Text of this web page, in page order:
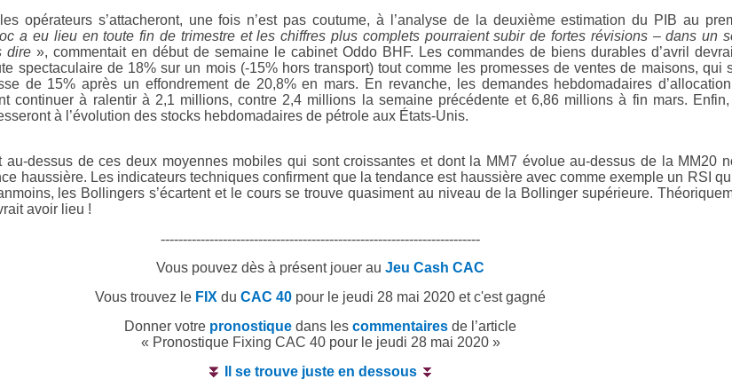
opérateurs s’attacheront, une fois n’est pas coutume, à l’analyse de la deuxième estimation du PIB au
a eu lieu en toute fin de trimestre et les chiffres plus complets pourraient subir de fortes révisions – dans un
dire », commentait en début de semaine le cabinet Oddo BHF. Les commandes de biens durables d’avril
spectaculaire de 18% sur un mois (-15% hors transport) tout comme les promesses de ventes de maisons, qui
de 15% après un effondrement de 20,8% en mars. En revanche, les demandes hebdomadaires
continuer à ralentir à 2,1 millions, contre 2,4 millions la semaine précédente et 6,86 millions à fin mars.
à l’évolution des stocks hebdomadaires de pétrole aux États-Unis.
au-dessus de ces deux moyennes mobiles qui sont croissantes et dont la MM7 évolue au-dessus de la MM20
haussière. Les indicateurs techniques confirment que la tendance est haussière avec comme exemple un RSI
les Bollingers s’écartent et le cours se trouve quasiment au niveau de la Bollinger supérieure.
avoir lieu !
------------------------------------------------------------------------
Vous pouvez dès à présent jouer au Jeu Cash CAC
Vous trouvez le FIX du CAC 40 pour le jeudi 28 mai 2020 et c'est gagné
Donner votre pronostique dans les commentaires de l’article
« Pronostique Fixing CAC 40 pour le jeudi 28 mai 2020 »
⏬
Il se trouve juste en dessous ⏬